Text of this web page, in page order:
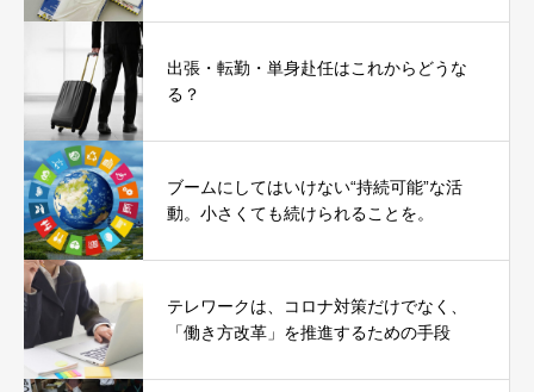
出張・転勤・単身赴任はこれからどうな
る？
ブームにしてはいけない“持続可能”な活
動。小さくても続けられることを。
テレワークは、コロナ対策だけでなく、
「働き方改革」を推進するための手段